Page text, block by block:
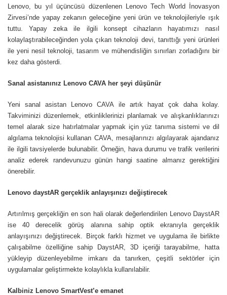
Lenovo, bu yıl üçüncüsü düzenlenen Lenovo Tech World İnovasyon
Zirvesi’nde yapay zekanın geleceğine yeni ürün ve teknolojileriyle ışık
tuttu. Yapay zeka ile ilgili konsept cihazların hayatımızı nasıl
kolaylaştırabileceğinden yola çıkan teknoloji devi, tanıttığı yeni ürünleri
ile yeni nesil teknoloji, tasarım ve mühendisliğin sınırları zorladığını bir
kez daha gösterdi.
Sanal asistanınız Lenovo CAVA her şeyi düşünür
Yeni sanal asistan Lenovo CAVA ile artık hayat çok daha kolay.
Takviminizi düzenlemek, etkinliklerinizi planlamak ve alışkanlıklarınızı
temel alarak size hatırlatmalar yapmak için yüz tanıma sistemi ve dil
algılama teknolojisi kullanan CAVA, mesajlarınızı algılayarak ajandanız
ile ilgili tavsiyelerde bulunabilir. Örneğin, hava durumu ve trafik verilerini
analiz ederek randevunuzu günün hangi saatine almanız gerektiğini
önerebilir.
Lenovo daystAR gerçeklik anlayışınızı değiştirecek
Artırılmış gerçekliğin en son hali olarak değerlendirilen Lenovo DaystAR
ise 40 derecelik görüş alanına sahip optik ekranıyla gerçeklik
anlayışınızı değiştirecek. Birçok farklı hizmet ve uygulama ile birlikte
çalışabilme özelliğine sahip DaystAR, 3D içeriği tarayabilme, hatta
yükleyip düzenleyebilme imkanı da tanırken, çeşitli sektörler için
uygulamalar geliştirmekte kolaylıkla kullanılabilir.
Kalbiniz Lenovo SmartVest’e emanet